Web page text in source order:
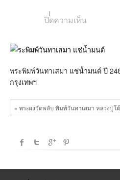
ปิดความเห็นบน
วันทา
เสมา
น้ำมนต์
ปี
พระพิมพ์วันทาเสมา แช่น้ำมนต์ ปี
กรุงเทพฯ
« พระผงวัดพลับ พิมพ์วันทาเสมา หลวงปู่โ